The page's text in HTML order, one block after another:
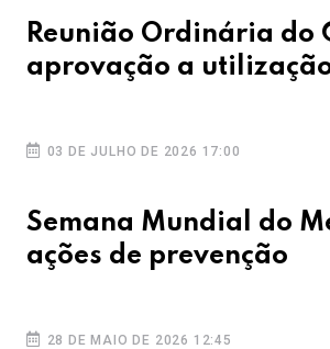
Reunião Ordinária do
aprovação a
03 DE JULHO DE 2026 17:00
Semana Mundial do
ações de prevenção
28 DE MAIO DE 2026 12:45